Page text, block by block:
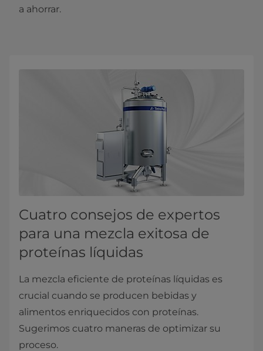
a ahorrar.
Cuatro consejos de expertos
para una mezcla exitosa de
proteínas líquidas
La mezcla eficiente de proteínas líquidas es
crucial cuando se producen bebidas y
alimentos enriquecidos con proteínas.
Sugerimos cuatro maneras de optimizar su
proceso.